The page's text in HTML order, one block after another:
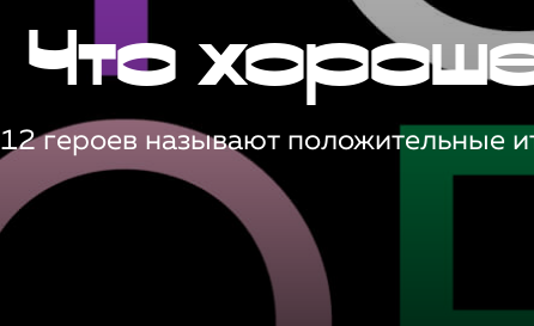
Что
12 героев называют положительные